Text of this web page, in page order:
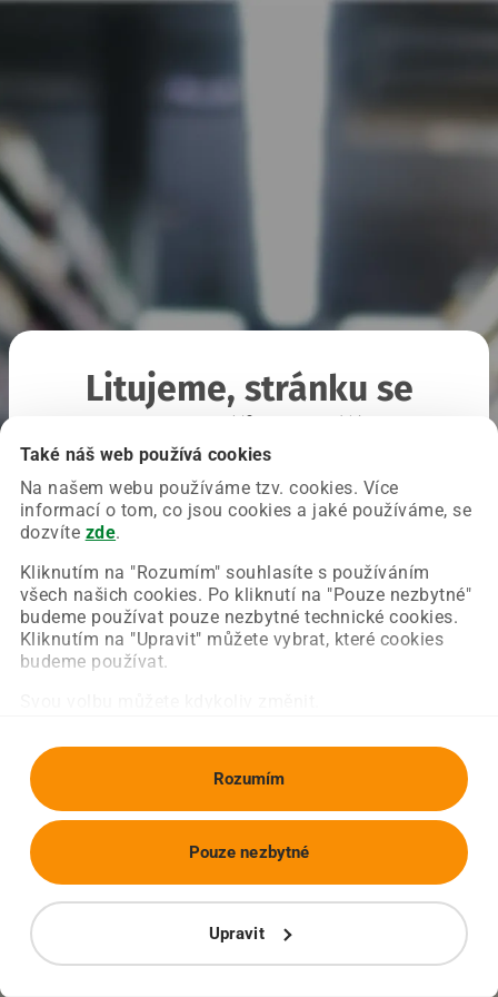
Také náš web používá cookies
Na našem webu používáme tzv. cookies. Více
informací o tom, co jsou cookies a jaké používáme, se
dozvíte zde.
Kliknutím na "Rozumím" souhlasíte s používáním
všech našich cookies. Po kliknutí na "Pouze nezbytné"
budeme používat pouze nezbytné technické cookies.
Kliknutím na "Upravit" můžete vybrat, které cookies
budeme používat.
Rozumím
Upravit
Pouze nezbytné
Litujeme, stránku se
Chyba nastala na naší straně a už ji opravujeme.
Zkuste prosím znovu načíst požadovanou stránku.
Obnovit stránku Úvodní strana